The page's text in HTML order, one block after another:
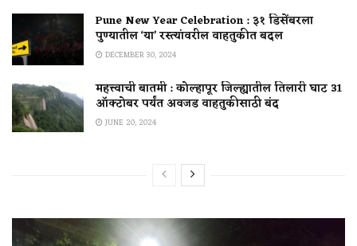
Pune New Year Celebration : ३१ डिसेंबरला
पुण्यातील ‘या’ रस्त्यांवरील वाहतुकीत बदल
DECEMBER 30, 2024
महत्त्वाची बातमी : कोल्हापूर जिल्ह्यातील तिलारी घाट 31
ऑक्टोबर पर्यंत अवजड वाहतुकीसाठी बंद
JUNE 20, 2024